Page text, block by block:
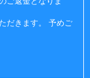
だきます。 予めご